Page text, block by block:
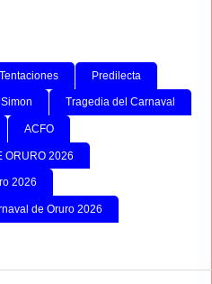
Tentaciones Predilecta
Tragedia del Carnaval
ACFO
ORURO 2026
2026
de Oruro 2026